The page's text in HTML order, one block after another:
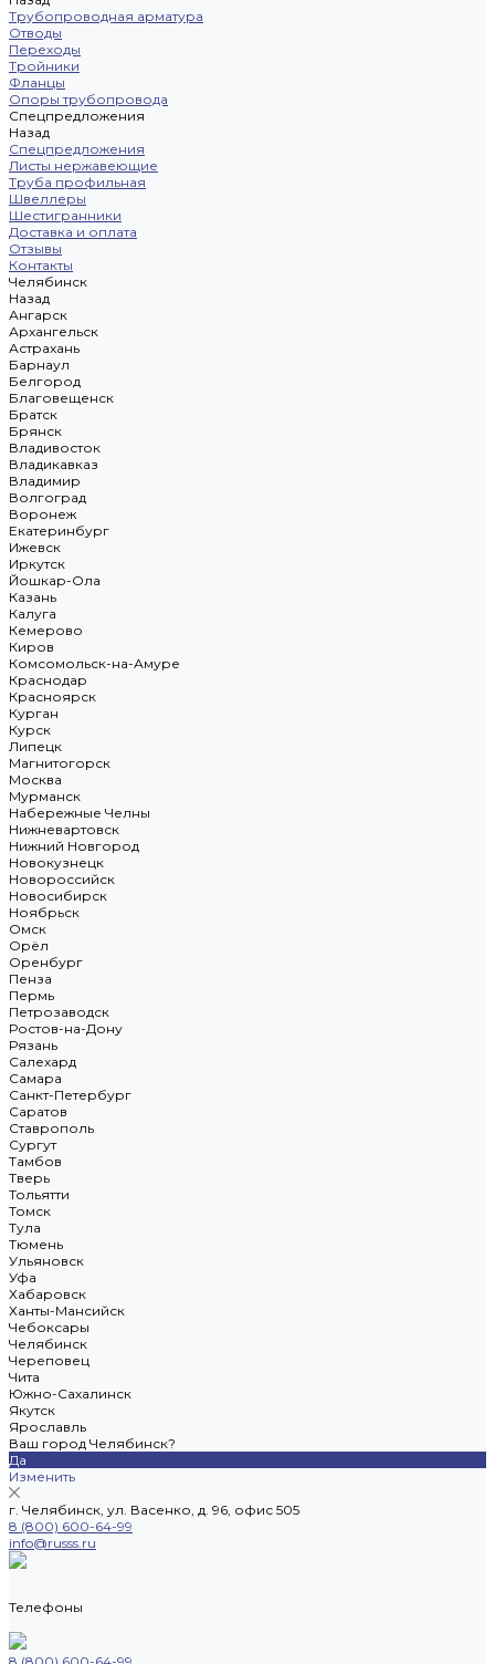
Трубопроводная арматура
Отводы
Переходы
Тройники
Фланцы
Опоры трубопровода
Спецпредложения
Назад
Спецпредложения
Листы нержавеющие
Труба профильная
Швеллеры
Шестигранники
Доставка и оплата
Отзывы
Контакты
Челябинск
Назад
Ангарск
Архангельск
Астрахань
Барнаул
Белгород
Благовещенск
Братск
Брянск
Владивосток
Владикавказ
Владимир
Волгоград
Воронеж
Екатеринбург
Ижевск
Иркутск
Йошкар-Ола
Казань
Калуга
Кемерово
Киров
Комсомольск-на-Амуре
Краснодар
Красноярск
Курган
Курск
Липецк
Магнитогорск
Москва
Мурманск
Набережные Челны
Нижневартовск
Нижний Новгород
Новокузнецк
Новороссийск
Новосибирск
Ноябрьск
Омск
Орёл
Оренбург
Пенза
Пермь
Петрозаводск
Ростов-на-Дону
Рязань
Салехард
Самара
Санкт-Петербург
Саратов
Ставрополь
Сургут
Тамбов
Тверь
Тольятти
Томск
Тула
Тюмень
Ульяновск
Уфа
Хабаровск
Ханты-Мансийск
Чебоксары
Челябинск
Череповец
Чита
Южно-Сахалинск
Якутск
Ярославль
Ваш город Челябинск?
Да
Изменить
г. Челябинск, ул. Васенко, д. 96, офис 505
8 (800) 600-64-99
info@russs.ru
Телефоны